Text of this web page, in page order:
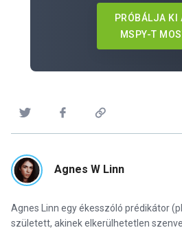
PRÓBÁLJA KI
MSPY-T
Agnes W Linn
Agnes Linn egy ékesszóló prédikátor
született, akinek elkerülhetetlen